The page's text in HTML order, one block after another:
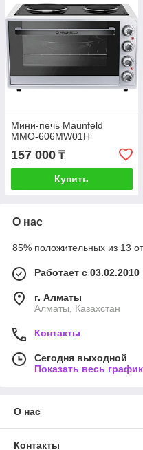
Мини-печь Maunfeld
MMO-606MW01H
157 000 ₸
Купить
О нас
85% положительных из 13
Работает с 03.02.2010
г. Алматы
Алматы, Казахстан
Контакты
Сегодня выходной
Показать весь
О нас
Контакты